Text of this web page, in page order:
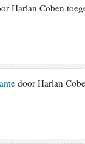
Harlan Coben
door Harlan